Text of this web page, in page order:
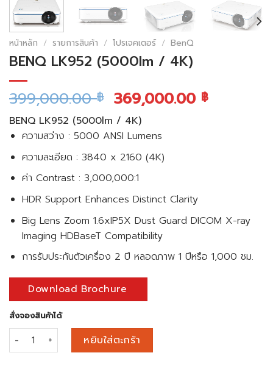
หน้าหลัก / รายการสินค้า / โปรเจคเตอร์ / BenQ
BENQ LK952 (5000lm / 4K)
399,000.00฿ 369,000.00 ฿
BENQ LK952 (5000lm / 4K)
ความสว่าง : 5000 ANSI Lumens
ความละเอียด : 3840 x 2160 (4K)
ค่า Contrast : 3,000,000:1
HDR Support Enhances Distinct Clarity
Big Lens Zoom 1.6xIP5X Dust Guard DICOM X-ray
Imaging HDBaseT Compatibility
การรับประกันตัวเครื่อง 2 ปี หลอดภาพ 1 ปีหรือ 1,000 ชม.
Download Brochure
สั่งจองสินค้าได้
จำนวน BENQ LK952 (5000lm / 4K) ชิ้น
หยิบใส่ตะกร้า